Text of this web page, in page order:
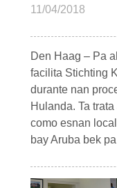
11/04/2018
Den Haag – Pa
facilita Stichting
durante nan
Hulanda. Ta
como esnan
bay Aruba bek